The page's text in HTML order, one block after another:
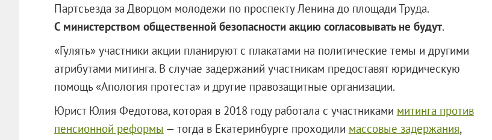
Партсъезда за Дворцом молодежи по проспекту Ленина до площади Труда.
С министерством общественной безопасности акцию согласовывать не будут.
«Гулять» участники акции планируют с плакатами на политические темы и другими
атрибутами митинга. В случае задержаний участникам предоставят юридическую
помощь «Апология протеста» и другие правозащитные организации.
Юрист Юлия Федотова, которая в 2018 году работала с участниками митинга против
пенсионной реформы — тогда в Екатеринбурге проходили массовые задержания,